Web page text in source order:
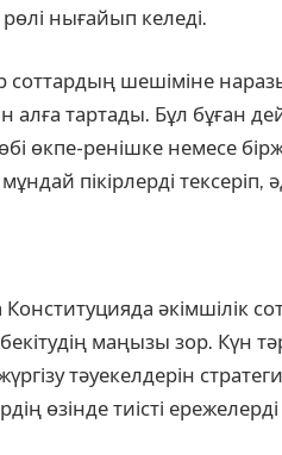
рөлі нығайып келеді.
соттардың шешіміне
алға тартады. Бұл бұған
өкпе-ренішке немесе
пікірлерді
әкімшілік сот
маңызы зор. Күн
тәуекелдерін
өзінде тиісті ережелерді